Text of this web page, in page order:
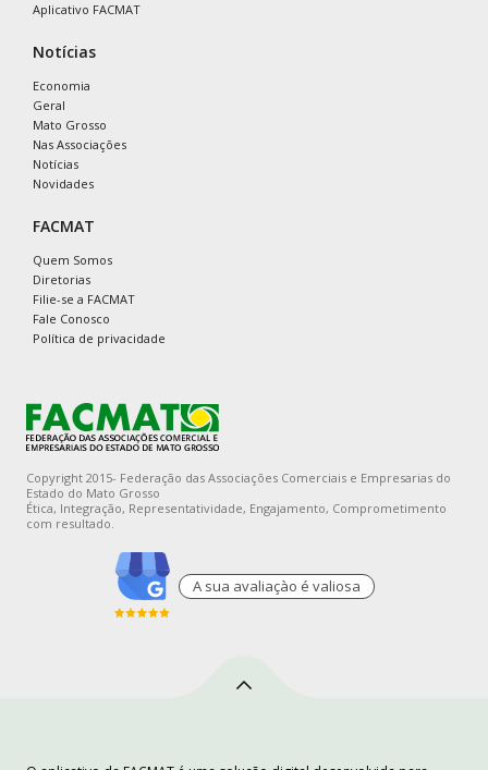
Aplicativo FACMAT
Notícias
Economia
Geral
Mato Grosso
Nas Associações
Notícias
Novidades
FACMAT
Quem Somos
Diretorias
Filie-se a FACMAT
Fale Conosco
Política de privacidade
Copyright 2015- Federação das Associações Comerciais e Empresarias do
Estado do Mato Grosso
Ética, Integração, Representatividade, Engajamento, Comprometimento
com resultado.
A sua avaliaçào é valiosa